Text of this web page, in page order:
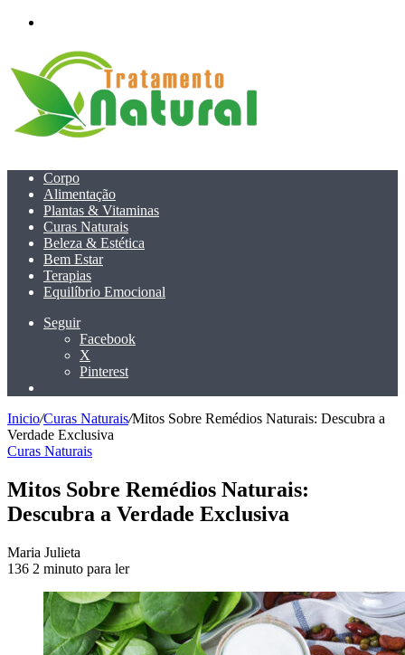
Corpo
Alimentação
Plantas & Vitaminas
Curas Naturais
Beleza & Estética
Bem Estar
Terapias
Equilíbrio Emocional
Seguir
Facebook
X
Pinterest
Inicio/Curas Naturais/Mitos Sobre Remédios Naturais: Descubra a
Verdade Exclusiva
Curas Naturais
Mitos Sobre Remédios Naturais:
Descubra a Verdade Exclusiva
Maria Julieta
an
136 2 minuto para ler